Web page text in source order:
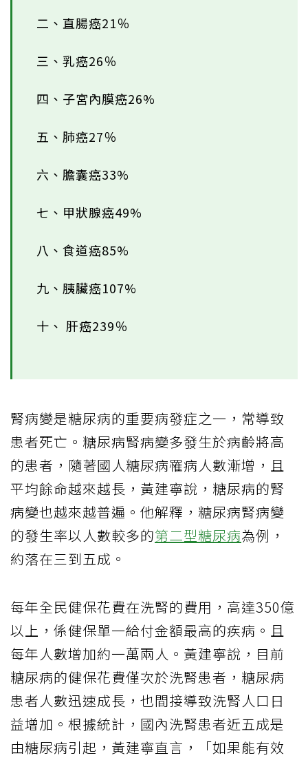
二、直腸癌21％
三、乳癌26％
四、子宮內膜癌26%
五、肺癌27％
六、膽囊癌33%
七、甲狀腺癌49%
八、食道癌85%
九、胰臟癌107%
十、 肝癌239％
腎病變是糖尿病的重要病發症之一，常導致
患者死亡。糖尿病腎病變多發生於病齡將高
的患者，隨著國人糖尿病罹病人數漸增，且
平均餘命越來越長，黃建寧說，糖尿病的腎
病變也越來越普遍。他解釋，糖尿病腎病變
的發生率以人數較多的第二型糖尿病為例，
約落在三到五成。
每年全民健保花費在洗腎的費用，高達350億
以上，係健保單一給付金額最高的疾病。且
每年人數增加約一萬兩人。黃建寧說，目前
糖尿病的健保花費僅次於洗腎患者，糖尿病
患者人數迅速成長，也間接導致洗腎人口日
益增加。根據統計，國內洗腎患者近五成是
由糖尿病引起，黃建寧直言，「如果能有效